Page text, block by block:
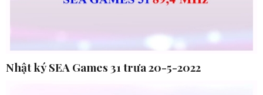
Nhật ký SEA Games 31 trưa 20-5-2022